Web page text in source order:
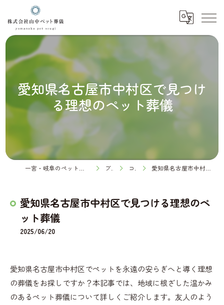
愛知県名古屋市中村区で見つけ
る理想のペット葬儀
ブログ コラム 愛知県名古屋市中村区で見つける理想のペット葬儀
愛知県名古屋市中村区で見つける理想のペ
ット葬儀
2025/06/20
愛知県名古屋市中村区でペットを永遠の安らぎへと導く理想
の葬儀をお探しですか？本記事では、地域に根ざした温かみ
のあるペット葬儀について詳しくご紹介します。友人のよう